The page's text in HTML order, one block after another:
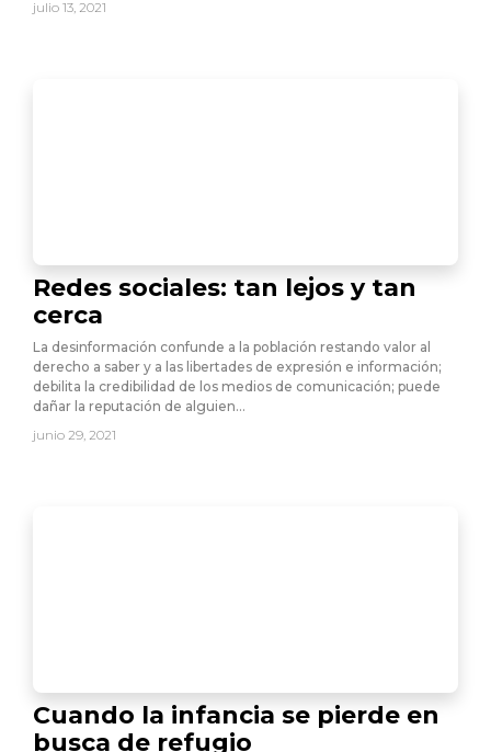
julio 13, 2021
Redes sociales: tan lejos y tan
cerca
La desinformación confunde a la población restando valor al
derecho a saber y a las libertades de expresión e información;
debilita la credibilidad de los medios de comunicación; puede
dañar la reputación de alguien…
junio 29, 2021
Cuando la infancia se pierde en
busca de refugio